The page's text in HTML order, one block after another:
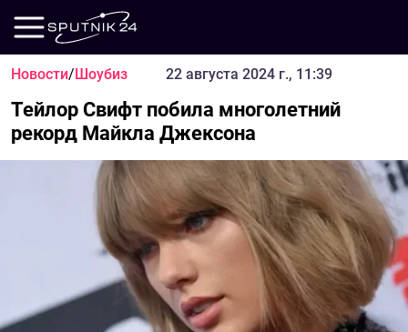
Новости/Шоубиз 22 августа 2024 г., 11:39
Тейлор Свифт побила многолетний
рекорд Майкла Джексона